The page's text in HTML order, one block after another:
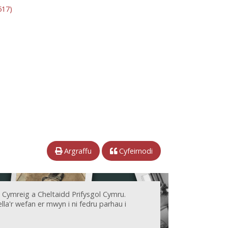
Argraffu Cyfeirnodi
a Cheltaidd Prifysgol Cymru.
wefan er mwyn i ni fedru parhau i